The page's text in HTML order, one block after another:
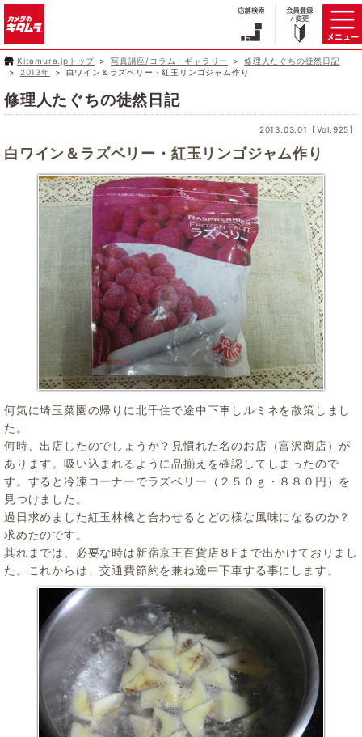
Kitamura.jpトップ 写真講座/コラム・ギャラリー
修理人たぐちの徒然日記
2013年
白ワイン＆ラズベリー・紅玉リンゴジャム作り
修理人たぐちの徒然日記
2013.03.01【Vol.925】
白ワイン＆ラズベリー・紅玉リンゴジャム作り
何気に埼玉菜園の帰りに北千住で途中下車しルミネを散策しまし
た。
何時、出店したのでしょうか？見慣れた名のお店（富沢商店）が
あります。吸い込まれるように品揃えを確認してしまったので
す。すると冷凍コーナーでラズベリー（２５０ｇ・８８０円）を
見つけました。
過日求めました紅玉林檎と合わせるとどの様な風味になるのか？
求めたのです。
其れまでは、必要な時は新宿京王百貨店８Fまで出かけておりまし
た。これからは、交通費節約を兼ね途中下車する事にします。